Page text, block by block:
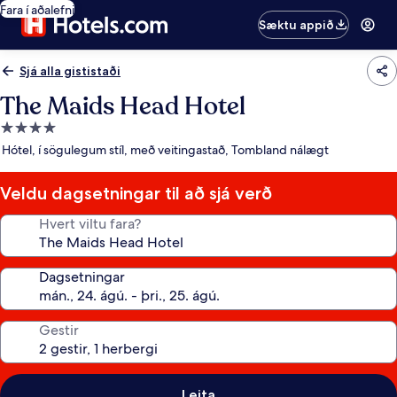
Fara í aðalefni
Sæktu appið
Sjá alla gististaði
The Maids Head Hotel
4.0
stjörnu
Hótel, í sögulegum stíl, með veitingastað, Tombland nálægt
Veldu dagsetningar til að sjá verð
Hvert viltu fara?
Dagsetningar
Gestir